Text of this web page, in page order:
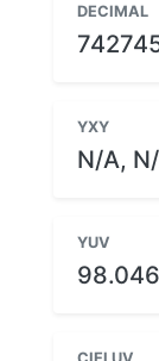
DECIMAL
YXY
N/A,
YUV
CIELUV